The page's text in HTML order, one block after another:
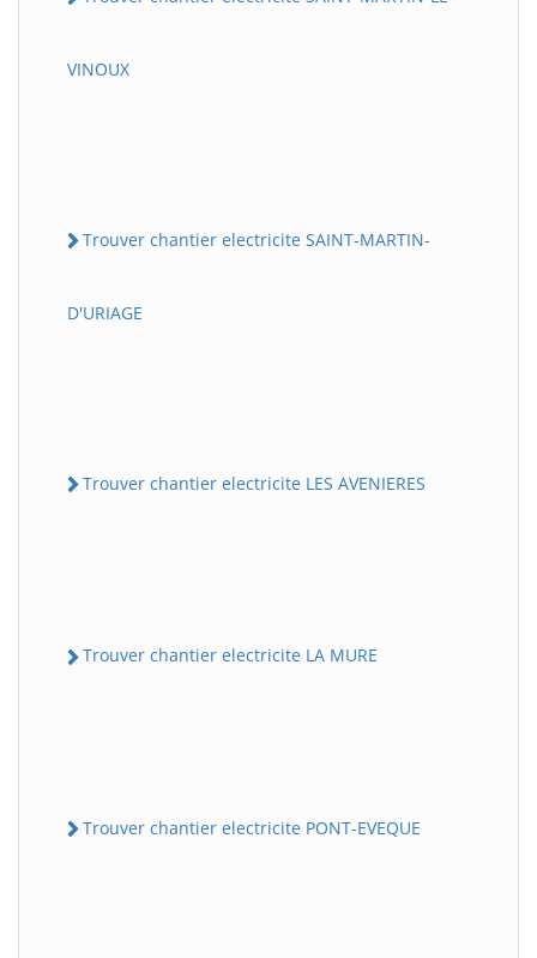
VINOUX
Trouver chantier electricite SAINT-MARTIN-
D'URIAGE
Trouver chantier electricite LES AVENIERES
Trouver chantier electricite LA MURE
Trouver chantier electricite PONT-EVEQUE